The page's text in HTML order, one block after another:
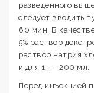
разведенного
следует вводить
60 мин. В
5% раствор
раствор натрия
и для 1 г – 200 мл.
Перед инъекцией